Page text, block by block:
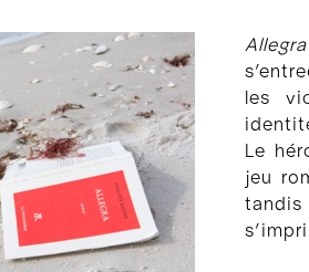
Allegra
les
Le
jeu